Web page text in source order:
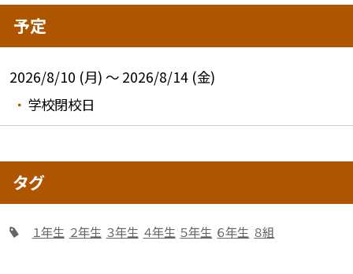
予定
2026/8/10 (月) ～ 2026/8/14 (金)
学校閉校日
タグ
１年生 ２年生 ３年生 ４年生 ５年生 ６年生 ８組